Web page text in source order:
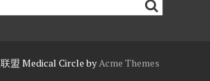
盟 Medical Circle byAcme Themes